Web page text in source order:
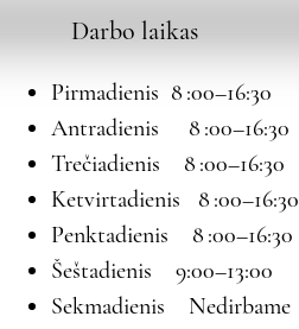
Darbo laikas
Pirmadienis 8 :00–16:30
Antradienis 8 :00–16:30
Trečiadienis 8 :00–16:30
Ketvirtadienis 8 :00–16:30
Penktadienis 8 :00–16:30
Šeštadienis 9:00–13:00
Sekmadienis Nedirbame